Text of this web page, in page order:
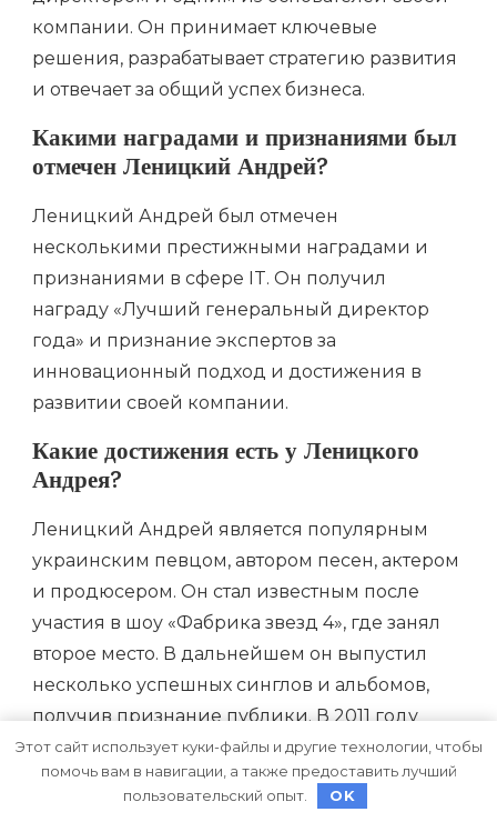
компании. Он принимает ключевые
решения, разрабатывает стратегию развития
и отвечает за общий успех бизнеса.
Какими наградами и признаниями был
отмечен Леницкий Андрей?
Леницкий Андрей был отмечен
несколькими престижными наградами и
признаниями в сфере IT. Он получил
награду «Лучший генеральный директор
года» и признание экспертов за
инновационный подход и достижения в
развитии своей компании.
Какие достижения есть у Леницкого
Андрея?
Леницкий Андрей является популярным
украинским певцом, автором песен, актером
и продюсером. Он стал известным после
участия в шоу «Фабрика звезд 4», где занял
второе место. В дальнейшем он выпустил
несколько успешных синглов и альбомов,
получив признание публики. В 2011 году
певец стал победителем конкурса «Танцы со
звездами» и в 2013 году стал ведущим этой
программы. Кроме того, Леницкий активно
Этот сайт использует куки-файлы и другие технологии, чтобы
помочь вам в навигации, а также предоставить лучший
пользовательский опыт.
OK